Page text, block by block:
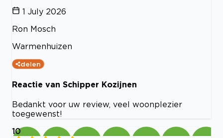
1 July 2026
Ron Mosch
Warmenhuizen
delen
Reactie van Schipper Kozijnen
Bedankt voor uw review, veel woonplezier
toegewenst!
10